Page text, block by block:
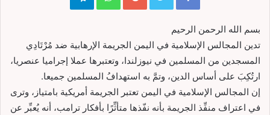
بسم الله الرحمن الرحيم
تدين المجالس الإسلامية في اليمن الجريمة الإرهابية ضد مُرْتَادِي
المسجدين من المسلمين في نيوزلندا، وتعتبرها عملا إجراميا عنصريا،
ارتُكِبَ على أساس الدين، وتمَّ به استهدافُ المسلمين جميعا.
إن المجالس الإسلامية في اليمن تعتبر الجريمة أمريكية بامتياز، وترى
في اعتراف منفِّذ الجريمة بأنه نفّذها متأثِّرًا بأفكار ترامب، أنه يُعبِّر عن